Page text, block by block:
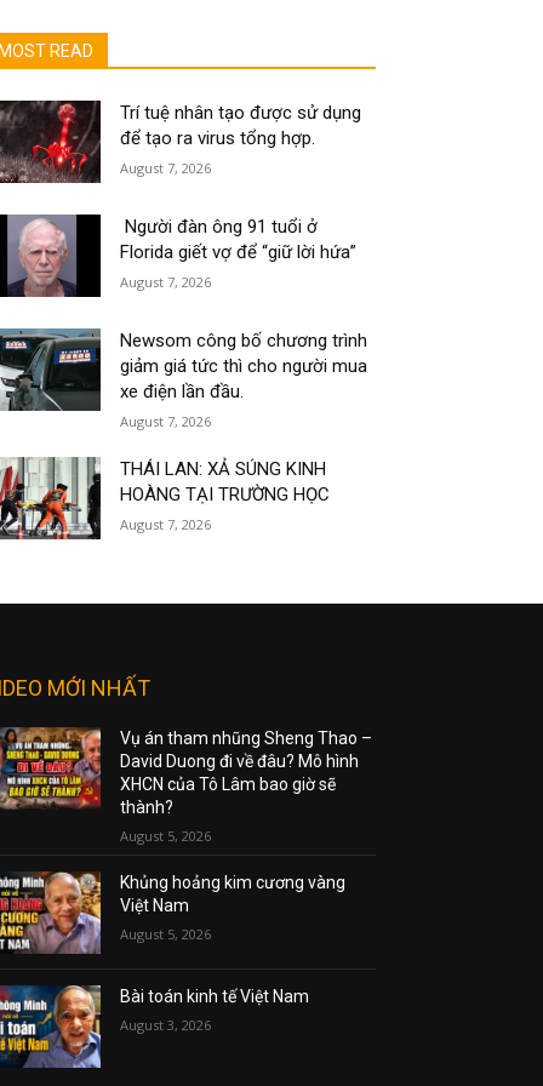
MOST READ
Trí tuệ nhân tạo được sử dụng
để tạo ra virus tổng hợp.
August 7, 2026
Người đàn ông 91 tuổi ở
Florida giết vợ để “giữ lời hứa”
August 7, 2026
Newsom công bố chương trình
giảm giá tức thì cho người mua
xe điện lần đầu.
August 7, 2026
THÁI LAN: XẢ SÚNG KINH
HOÀNG TẠI TRƯỜNG HỌC
August 7, 2026
MỚI NHẤT
Vụ án tham nhũng Sheng Thao –
David Duong đi về đâu? Mô hình
XHCN của Tô Lâm bao giờ sẽ
thành?
August 5, 2026
Khủng hoảng kim cương vàng
Việt Nam
August 5, 2026
Bài toán kinh tế Việt Nam
August 3, 2026